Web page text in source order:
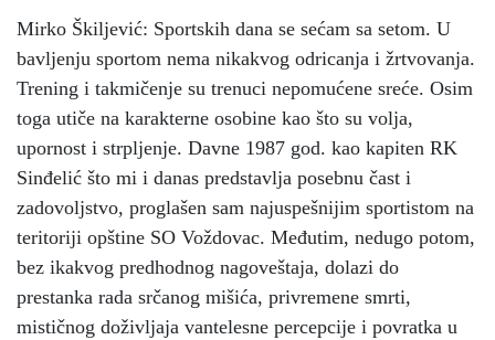
Mirko Škiljević: Sportskih dana se sećam sa setom. U
bavljenju sportom nema nikakvog odricanja i žrtvovanja.
Trening i takmičenje su trenuci nepomućene sreće. Osim
toga utiče na karakterne osobine kao što su volja,
upornost i strpljenje. Davne 1987 god. kao kapiten RK
Sinđelić što mi i danas predstavlja posebnu čast i
zadovoljstvo, proglašen sam najuspešnijim sportistom na
teritoriji opštine SO Voždovac. Međutim, nedugo potom,
bez ikakvog predhodnog nagoveštaja, dolazi do
prestanka rada srčanog mišića, privremene smrti,
mističnog doživljaja vantelesne percepcije i povratka u